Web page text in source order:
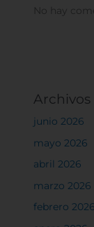
No hay
Archivos
junio 2026
mayo 2026
abril 2026
marzo 2026
febrero 2026